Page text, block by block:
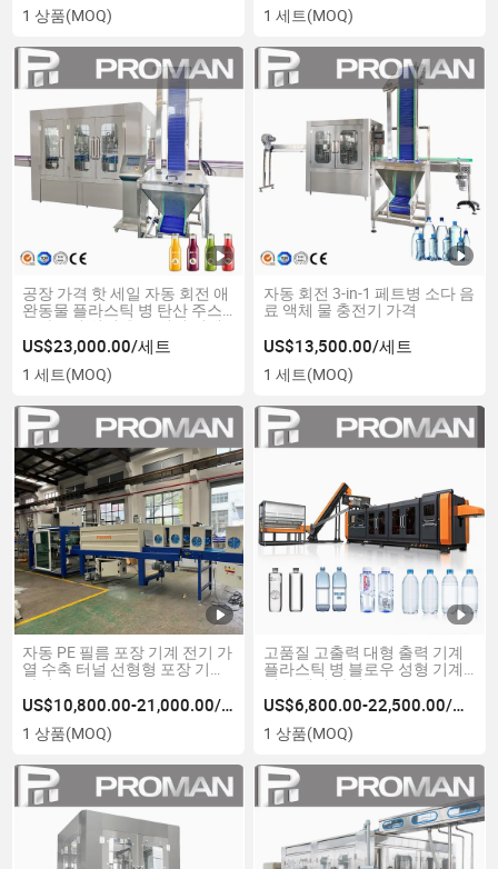
1 상품(MOQ) 1 세트(MOQ)
공장 가격 핫 세일 자동 회전 애
완동물 플라스틱 병 탄산 주스
스파클링 워터 음료 병입 기계
PLC 제어 시스템 포함
US$23,000.00/세트
1 세트(MOQ)
자동 회전 3-in-1 페트병 소다 음
료 액체 물 충전기 가격
US$13,500.00/세트
1 세트(MOQ)
자동 PE 필름 포장 기계 전기 가
열 수축 터널 선형형 포장 기계
가격
US$10,800.00-21,000.00/상품
1 상품(MOQ)
고품질 고출력 대형 출력 기계
플라스틱 병 블로우 성형 기계
서보 엔진 가격
US$6,800.00-22,500.00/상품
1 상품(MOQ)